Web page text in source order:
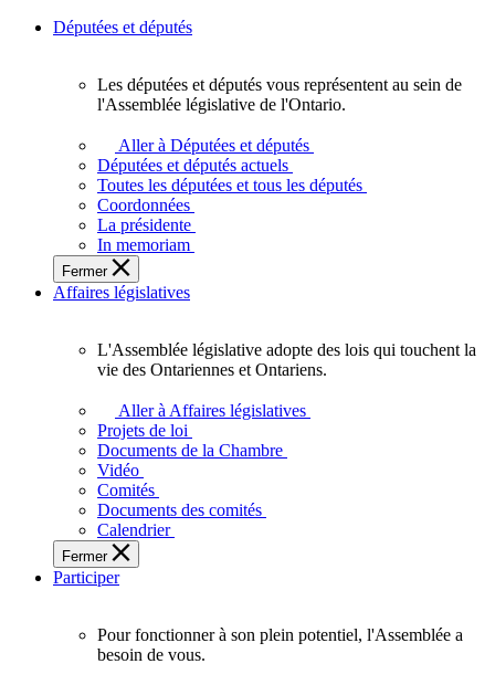
Députées et députés
députés
vous
représentent
sein
de
l'Assemblée
législative
l'Ontario.
Les députées et députés vous représentent au sein de
l'Assemblée législative de l'Ontario.
Aller à Députées et députés
Députées et députés actuels
Toutes les députées et tous les députés
Coordonnées
La présidente
In memoriam
Fermer
Affaires législatives
L'Assemblée
adopte
touchent
des
Ontariennes
et
L'Assemblée législative adopte des lois qui touchent la
vie des Ontariennes et Ontariens.
Aller à Affaires législatives
Projets de loi
Documents de la Chambre
Vidéo
Comités
Documents des comités
Calendrier
Fermer
Participer
Pour fonctionner à son plein potentiel, l'Assemblée a
besoin de vous.